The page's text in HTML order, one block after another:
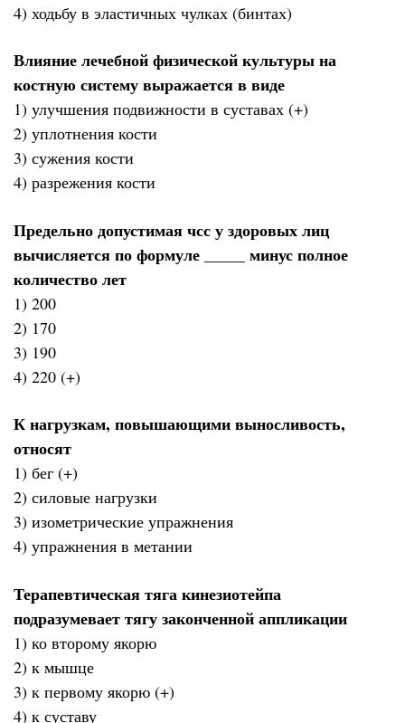
4) ходьбу в эластичных чулках (бинтах)
Влияние лечебной физической культуры на
костную систему выражается в виде
1) улучшения подвижности в суставах (+)
2) уплотнения кости
3) сужения кости
4) разрежения кости
Предельно допустимая чсс у здоровых лиц
вычисляется по формуле _____ минус полное
количество лет
1) 200
2) 170
3) 190
4) 220 (+)
К нагрузкам, повышающими выносливость,
относят
1) бег (+)
2) силовые нагрузки
3) изометрические упражнения
4) упражнения в метании
Терапевтическая тяга кинезиотейпа
подразумевает тягу законченной аппликации
1) ко второму якорю
2) к мышце
3) к первому якорю (+)
4) к суставу